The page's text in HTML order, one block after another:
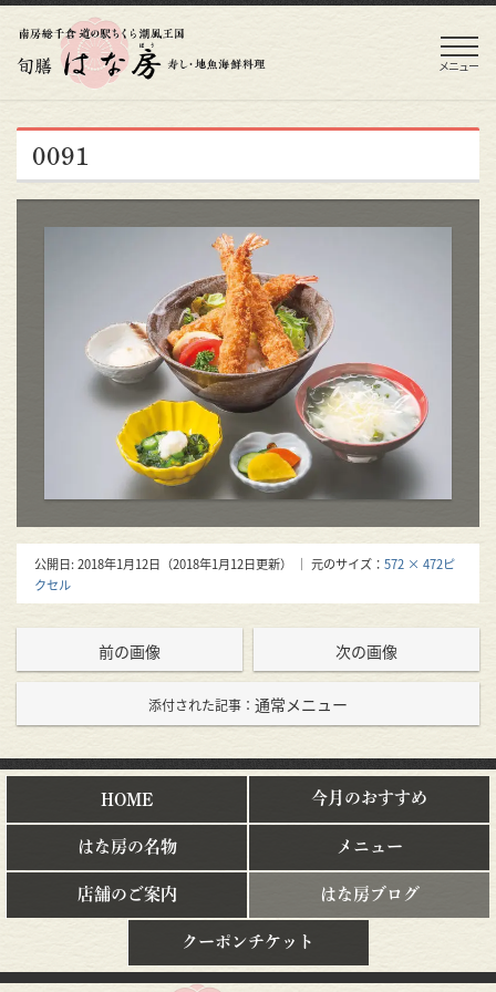
メニュー
0091
公開日:2018年1月12日 （2018年1月12日更新） ｜ 元のサイズ： 572 × 472ピ
クセル
前の画像 次の画像
添付された記事： 通常メニュー
HOME 今月のおすすめ
はな房の名物 メニュー
店舗のご案内 はな房ブログ
クーポンチケット